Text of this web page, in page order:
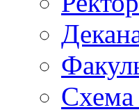
Схема